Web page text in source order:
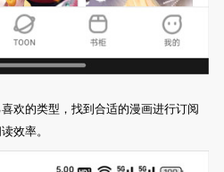
欢的类型，找到合适的漫画进行订阅
效率。